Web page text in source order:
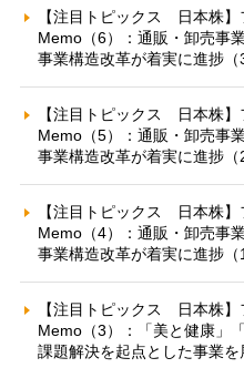
【注目トピックス 日本株
Memo（6）：通販・卸売事
事業構造改革が着実に進捗
【注目トピックス 日本株
Memo（5）：通販・卸売事
事業構造改革が着実に進捗
【注目トピックス 日本株
Memo（4）：通販・卸売事
事業構造改革が着実に進捗
【注目トピックス 日本株
Memo（3）：「美と健康」
課題解決を起点とした事業